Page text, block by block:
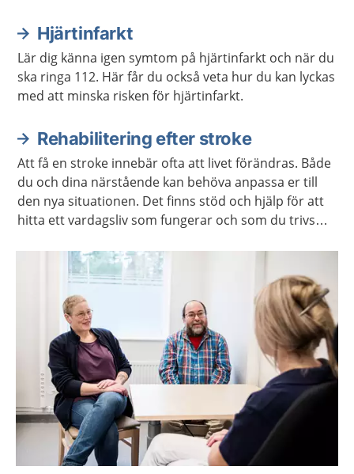
Hjärtinfarkt
Lär dig känna igen symtom på hjärtinfarkt och när du
ska ringa 112. Här får du också veta hur du kan lyckas
med att minska risken för hjärtinfarkt.
Rehabilitering efter stroke
Att få en stroke innebär ofta att livet förändras. Både
du och dina närstående kan behöva anpassa er till
den nya situationen. Det finns stöd och hjälp för att
hitta ett vardagsliv som fungerar och som du trivs